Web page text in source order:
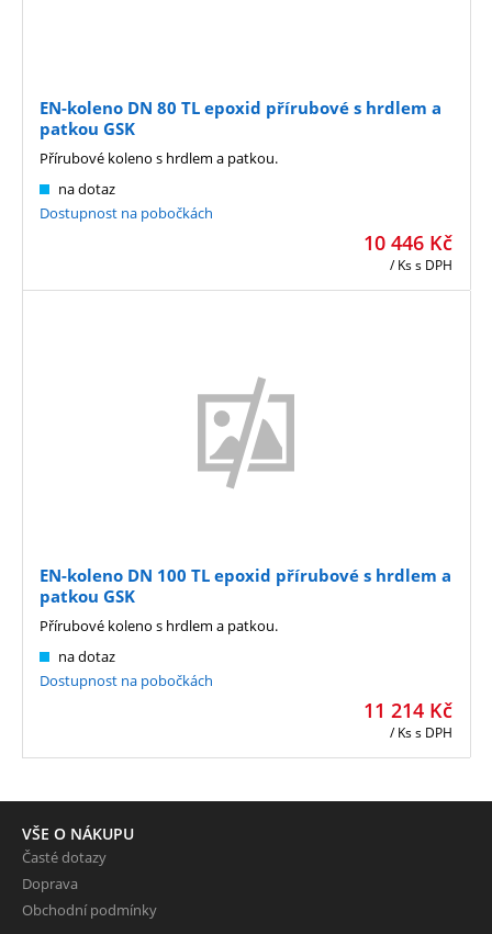
EN-koleno DN 80 TL epoxid přírubové s hrdlem a
patkou GSK
10 446 Kč
/ Kss DPH
na dotaz
Dostupnost na pobočkách
Přírubové koleno s hrdlem a patkou.
EN-koleno DN 100 TL epoxid přírubové s hrdlem a
patkou GSK
11 214 Kč
/ Kss DPH
na dotaz
Dostupnost na pobočkách
Přírubové koleno s hrdlem a patkou.
VŠE O NÁKUPU
Časté dotazy
Doprava
Obchodní podmínky